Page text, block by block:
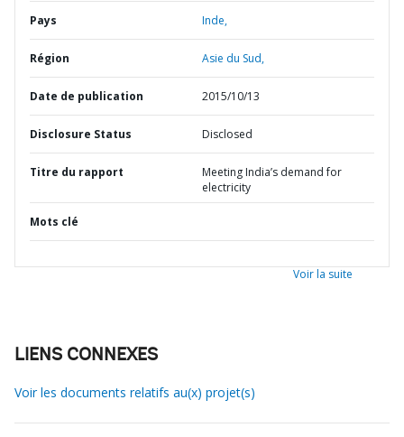
Pays Inde,
Région Asie du Sud,
Date de publication 2015/10/13
Disclosure Status Disclosed
Titre du rapport
Meeting India’s demand for
electricity
Mots clé
Voir la suite
LIENS CONNEXES
Voir les documents relatifs au(x) projet(s)